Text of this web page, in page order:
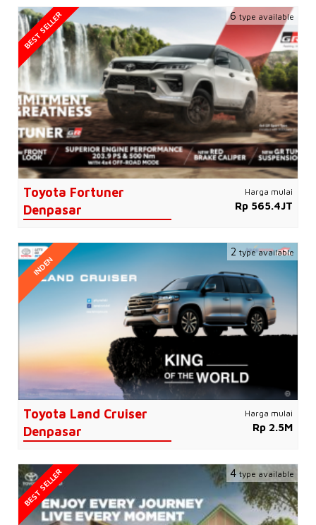
Toyota Fortuner
Denpasar
Harga mulai
Rp 565.4JT
BEST SELLER 6 type available
Toyota Land Cruiser
Denpasar
Harga mulai
Rp 2.5M
INDEN
2 type available
BEST SELLER 4type available